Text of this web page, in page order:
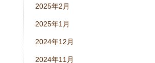
2025年2月
2025年1月
2024年12月
2024年11月